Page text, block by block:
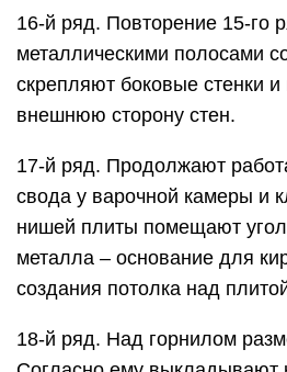
16-й ряд. Повторение 15-го
металлическими полосами
скрепляют боковые стенки
внешнюю сторону стен.
17-й ряд. Продолжают
свода у варочной камеры и
нишей плиты помещают
металла – основание для
создания потолка над
18-й ряд. Над горнилом